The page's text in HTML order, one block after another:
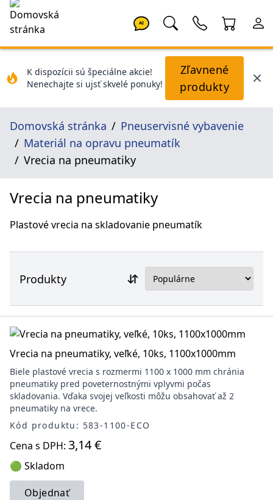
AI
K dispozícii sú špeciálne akcie!
Nenechajte si ujsť skvelé ponuky!
Zľavnené
produkty
Domovská stránka
Pneuservisné vybavenie
Materiál na opravu pneumatík
Vrecia na pneumatiky
Vrecia na pneumatiky
Plastové vrecia na skladovanie pneumatík
Produkty
Vrecia na pneumatiky, veľké, 10ks, 1100x1000mm
Biele plastové vrecia s rozmermi 1100 x 1000 mm chránia
pneumatiky pred poveternostnými vplyvmi počas
skladovania. Vďaka svojej veľkosti môžu obsahovať až 2
pneumatiky na vrece.
Kód produktu: 583-1100-ECO
Cena s DPH: 3,14 €
🟢 Skladom
Objednať